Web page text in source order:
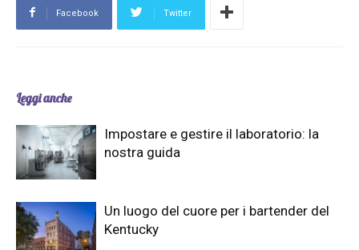
Facebook Twitter
Leggi anche
Impostare e gestire il laboratorio: la
nostra guida
Un luogo del cuore per i bartender del
Kentucky